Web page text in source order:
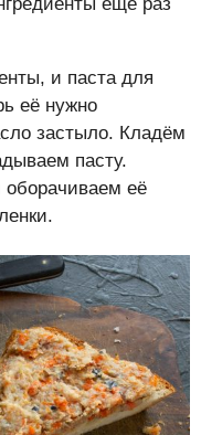
и паста для
её нужно
застыло. Кладём
пасту.
её